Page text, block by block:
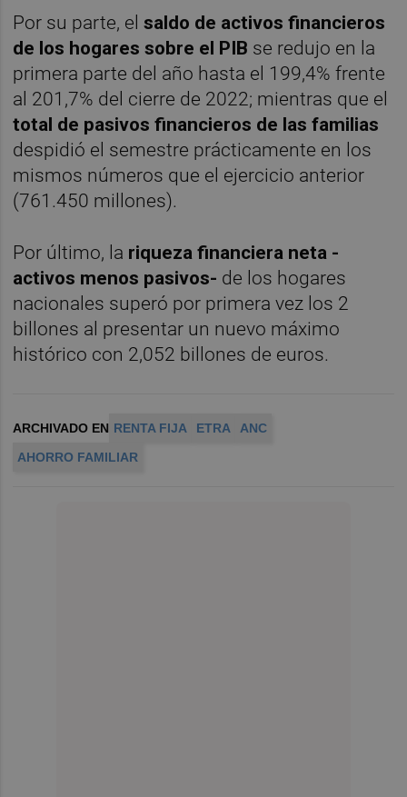
Por su parte, elsaldo de activos financieros
de los hogares sobre el PIB se redujo en la
primera parte del año hasta el 199,4% frente
al 201,7% del cierre de 2022; mientras que el
total de pasivos financieros de las familias
despidió el semestre prácticamente en los
mismos números que el ejercicio anterior
(761.450 millones).
Por último, la riqueza financiera neta -
activos menos pasivos- de los hogares
nacionales superó por primera vez los 2
billones al presentar un nuevo máximo
histórico con 2,052 billones de euros.
ARCHIVADO EN RENTA FIJA ETRA
ANC
AHORRO FAMILIAR